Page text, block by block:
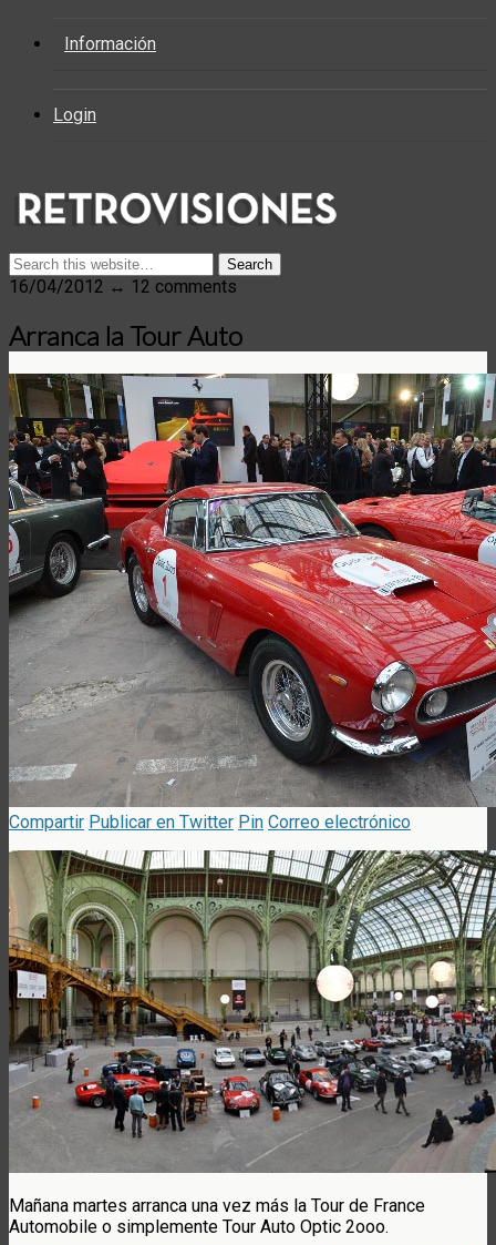
Información
Login
16/04/2012 ↔ 12 comments
Arranca la Tour Auto
Compartir Publicar en Twitter Pin Correo electrónico
Mañana martes arranca una vez más la Tour de France
Automobile o simplemente Tour Auto Optic 2ooo.